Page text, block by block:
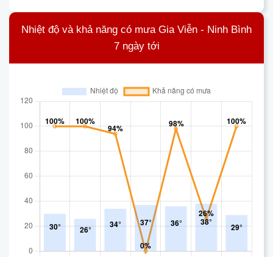
Nhiệt độ và khả năng có mưa Gia Viễn - Ninh Bình
7 ngày tới